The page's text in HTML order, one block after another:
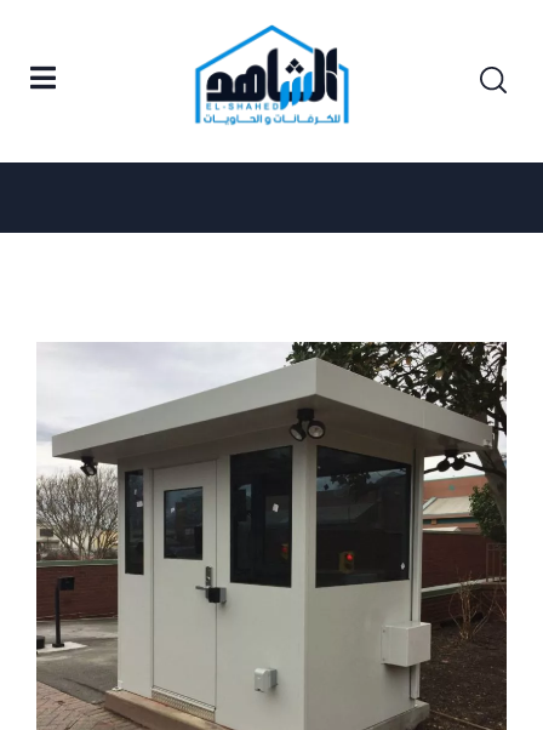
Home كرفانات